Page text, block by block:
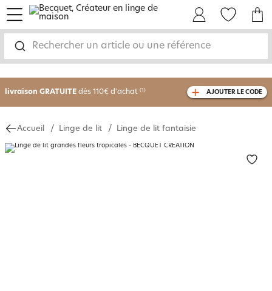
Rechercher un article ou une référence
menu
-30% sur votre commandedès 2 articles
achetés
AJOUTER LE CODE
Accueil Linge de lit Linge de lit fantaisie